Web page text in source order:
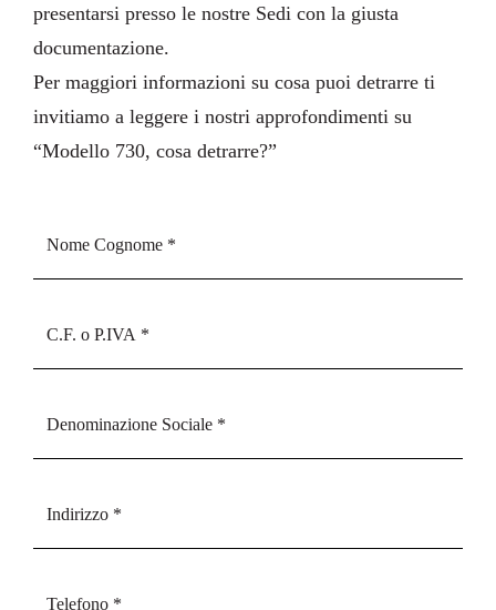
presentarsi presso le nostre Sedi con la giusta
documentazione.
Per maggiori informazioni su cosa puoi detrarre ti
invitiamo a leggere i nostri approfondimenti su
“Modello 730, cosa detrarre?”